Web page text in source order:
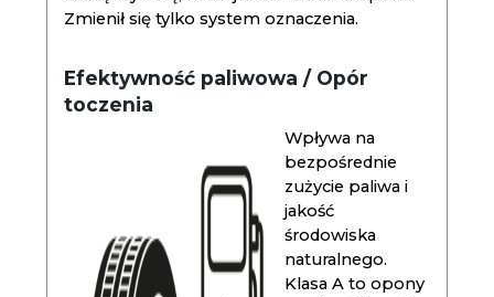
Zmienił się tylko system oznaczenia.
Efektywność paliwowa / Opór
toczenia
Wpływa na
bezpośrednie
zużycie paliwa i
jakość
środowiska
naturalnego.
Klasa A to opony